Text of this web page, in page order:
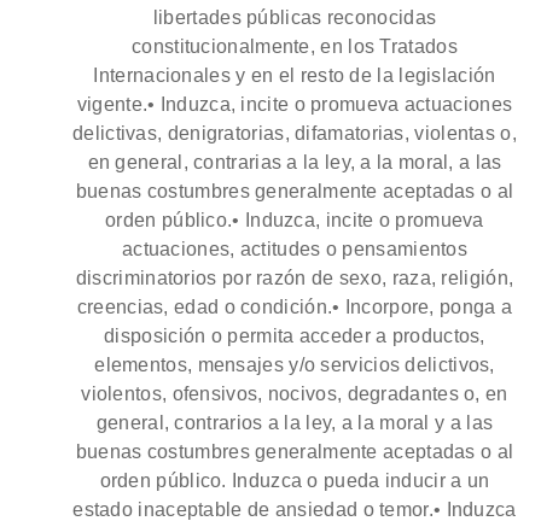
libertades públicas reconocidas
constitucionalmente, en los Tratados
Internacionales y en el resto de la legislación
vigente.• Induzca, incite o promueva actuaciones
delictivas, denigratorias, difamatorias, violentas o,
en general, contrarias a la ley, a la moral, a las
buenas costumbres generalmente aceptadas o al
orden público.• Induzca, incite o promueva
actuaciones, actitudes o pensamientos
discriminatorios por razón de sexo, raza, religión,
creencias, edad o condición.• Incorpore, ponga a
disposición o permita acceder a productos,
elementos, mensajes y/o servicios delictivos,
violentos, ofensivos, nocivos, degradantes o, en
general, contrarios a la ley, a la moral y a las
buenas costumbres generalmente aceptadas o al
orden público. Induzca o pueda inducir a un
estado inaceptable de ansiedad o temor.• Induzca